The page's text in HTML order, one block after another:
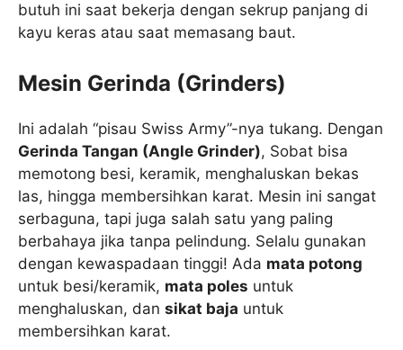
butuh ini saat bekerja dengan sekrup panjang di
kayu keras atau saat memasang baut.
Mesin Gerinda (Grinders)
Ini adalah “pisau Swiss Army”-nya tukang. Dengan
Gerinda Tangan (Angle Grinder), Sobat bisa
memotong besi, keramik, menghaluskan bekas
las, hingga membersihkan karat. Mesin ini sangat
serbaguna, tapi juga salah satu yang paling
berbahaya jika tanpa pelindung. Selalu gunakan
dengan kewaspadaan tinggi! Ada mata potong
untuk besi/keramik, mata poles untuk
menghaluskan, dan sikat baja untuk
membersihkan karat.